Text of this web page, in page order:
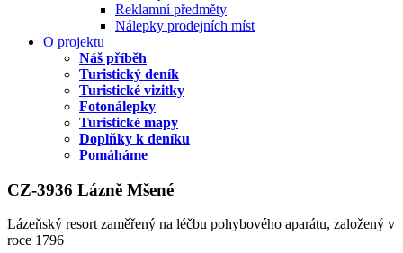
Reklamní předměty
Nálepky prodejních míst
O projektu
Náš příběh
Turistický deník
Turistické vizitky
Fotonálepky
Turistické mapy
Doplňky k deníku
Pomáháme
CZ-3936 Lázně Mšené
Lázeňský resort zaměřený na léčbu pohybového aparátu, založený v
roce 1796